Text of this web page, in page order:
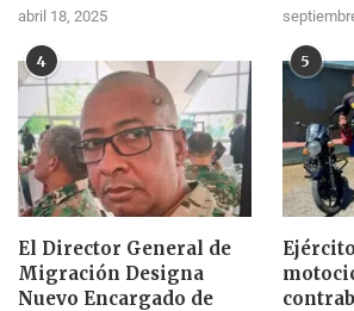
abril 18, 2025
4
El Director General de
Migración Designa
Nuevo Encargado de
5